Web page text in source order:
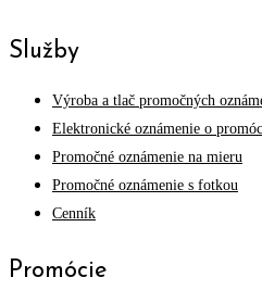
Služby
Výroba a tlač promočných
Elektronické oznámenie o
Promočné oznámenie na mieru
Promočné oznámenie s fotkou
Cenník
Promócie